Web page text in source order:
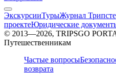
ЭкскурсииТурыЖурнал
проектеЮридические
© 2013—2026, TRIPSGO
Путешественникам
Частые вопросы
возврата